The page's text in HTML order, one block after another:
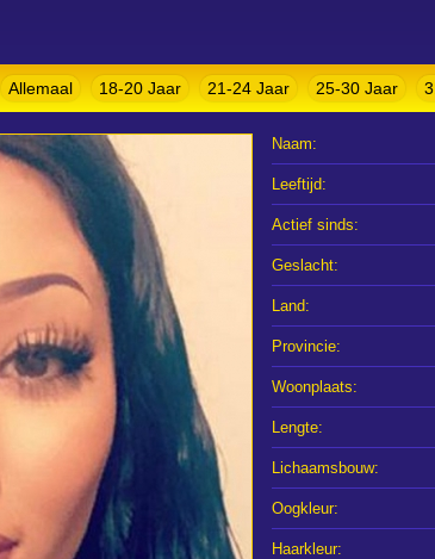
Allemaal 18-20 Jaar 21-24 Jaar 25-30 Jaar
Naam:
Leeftijd:
Actief sinds:
Geslacht:
Land:
Provincie:
Woonplaats:
Lengte:
Lichaamsbouw:
Oogkleur:
Haarkleur: